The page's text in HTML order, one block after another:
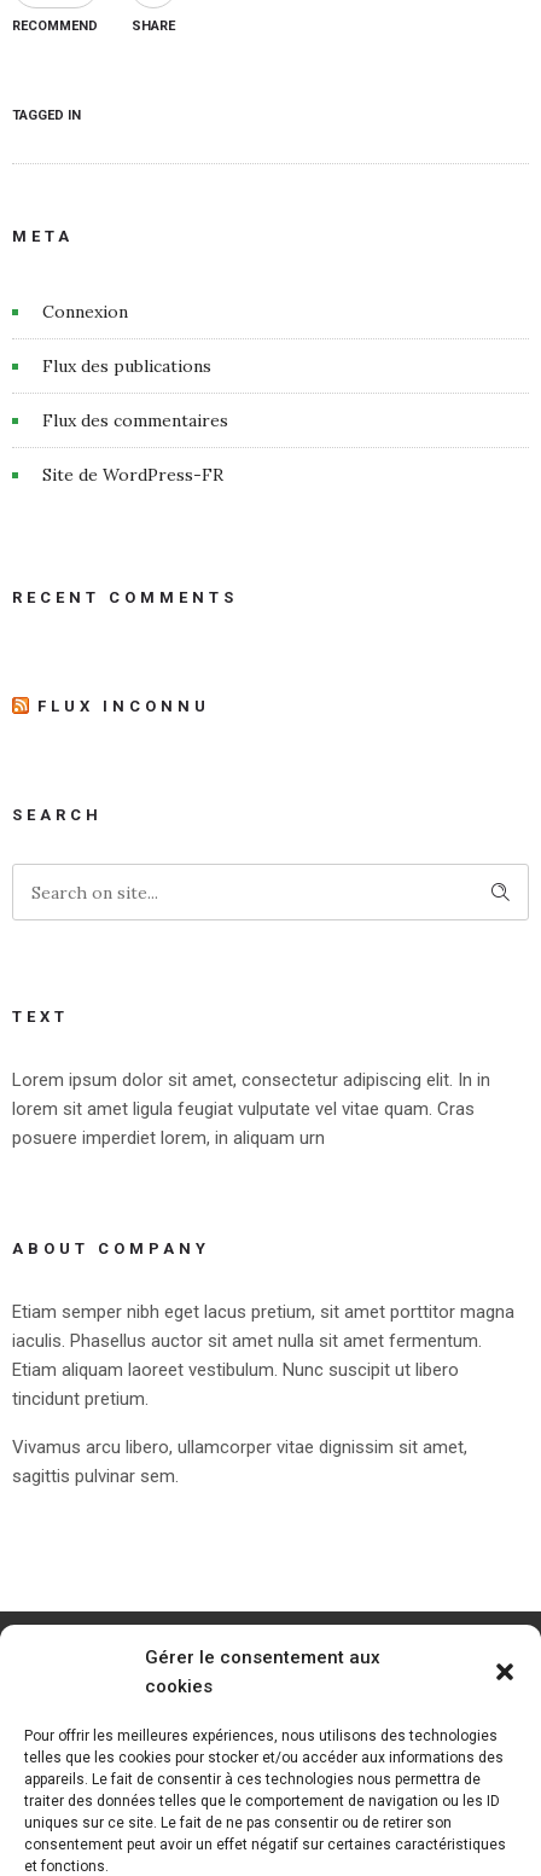
Gérer le consentement aux
cookies
Pour offrir les meilleures expériences, nous utilisons des technologies
telles que les cookies pour stocker et/ou accéder aux informations des
appareils. Le fait de consentir à ces technologies nous permettra de
traiter des données telles que le comportement de navigation ou les ID
uniques sur ce site. Le fait de ne pas consentir ou de retirer son
consentement peut avoir un effet négatif sur certaines caractéristiques
et fonctions.
RECOMMEND SHARE
TAGGED IN
META
Connexion
Flux des publications
Flux des commentaires
Site de WordPress-FR
RECENT COMMENTS
FLUX INCONNU
SEARCH
TEXT
Lorem ipsum dolor sit amet, consectetur adipiscing elit. In in
lorem sit amet ligula feugiat vulputate vel vitae quam. Cras
posuere imperdiet lorem, in aliquam urn
ABOUT COMPANY
Etiam semper nibh eget lacus pretium, sit amet porttitor magna
iaculis. Phasellus auctor sit amet nulla sit amet fermentum.
Etiam aliquam laoreet vestibulum. Nunc suscipit ut libero
tincidunt pretium.
Vivamus arcu libero, ullamcorper vitae dignissim sit amet,
sagittis pulvinar sem.